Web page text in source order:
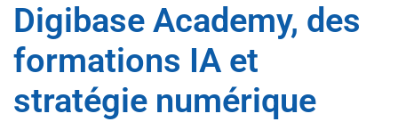
Digibase Academy, des
formations IA et
stratégie numérique